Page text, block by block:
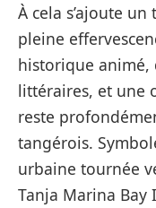
À cela s’ajoute
pleine
historique animé,
littéraires, et une
reste
tangérois.
urbaine tournée
Tanja Marina